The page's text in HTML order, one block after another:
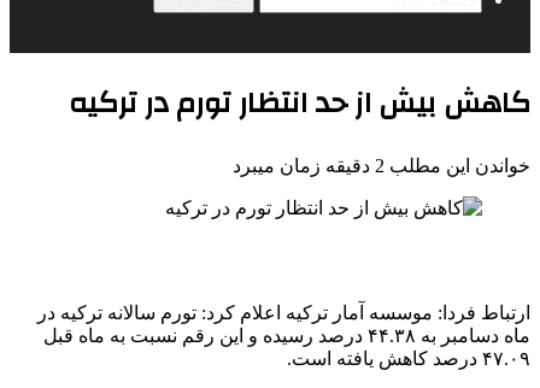
کاهش بیش از حد انتظار تورم در ترکیه
خواندن این مطلب 2 دقیقه زمان میبرد
ارتباط فردا: موسسه آمار ترکیه اعلام کرد: تورم سالانه ترکیه در
ماه دسامبر به ۴۴.۳۸ درصد رسیده و این رقم نسبت به ماه قبل
۴۷.۰۹ درصد کاهش یافته است.